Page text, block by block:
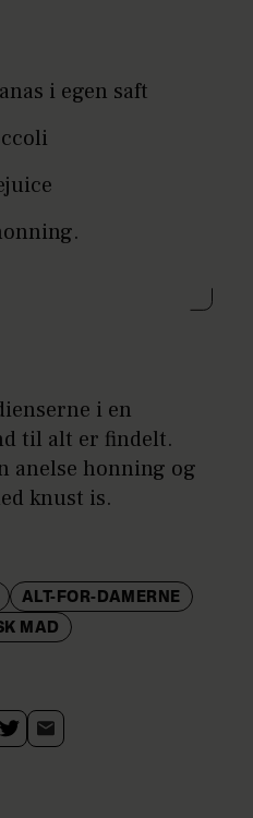
i egen saft
i en
til alt er findelt.
anelse honning og
knust is.
ALT-FOR-DAMERNE
MAD